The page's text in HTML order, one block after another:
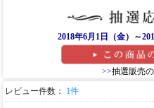
2018年6月1日（金）～
>>抽選販売
レビュー件数： 1件